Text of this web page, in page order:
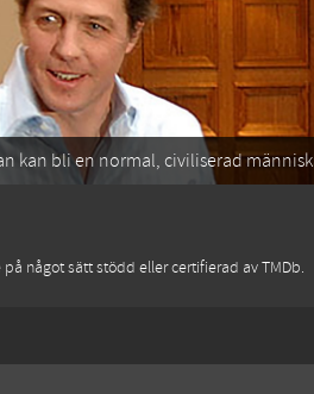
kan bli en normal, civiliserad
något sätt stödd eller certifierad av TMDb.